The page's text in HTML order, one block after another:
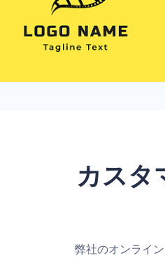
カスタ
弊社のオンライ